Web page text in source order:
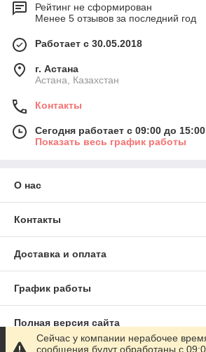
Рейтинг не сформирован
Менее 5 отзывов за последний год
Работает с 30.05.2018
г. Астана
Астана, Казахстан
Контакты
Сегодня работает с 09:00 до 15:00
Показать весь график работы
О нас
Контакты
Доставка и оплата
График работы
Полная версия сайта
Сейчас у компании нерабочее
сообщения будут обработаны с